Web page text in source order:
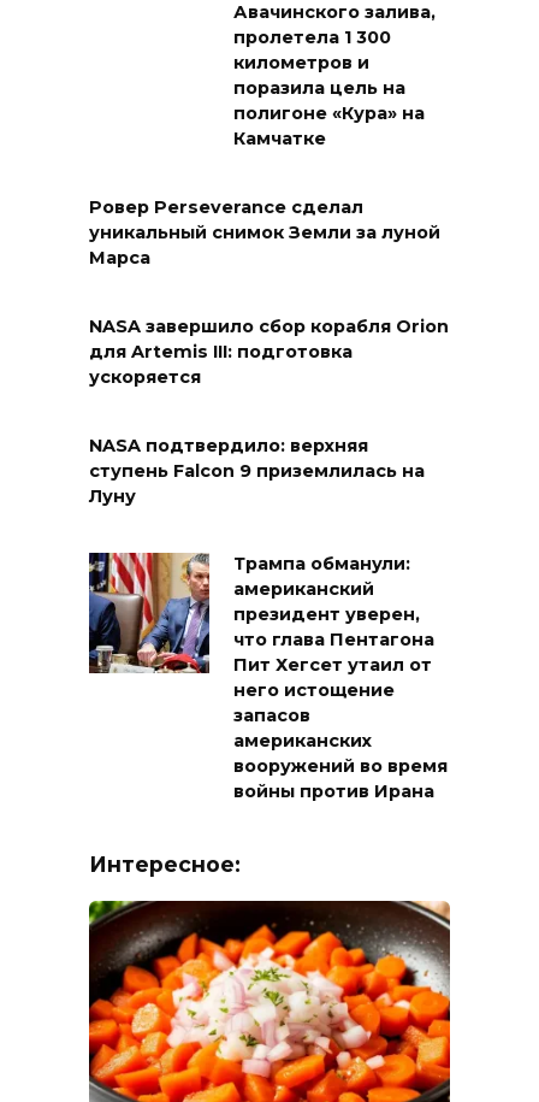
Авачинского залива,
пролетела 1 300
километров и
поразила цель на
полигоне «Кура» на
Камчатке
Ровер Perseverance сделал
уникальный снимок Земли за луной
Марса
NASA завершило сбор корабля Orion
для Artemis III: подготовка
ускоряется
NASA подтвердило: верхняя
ступень Falcon 9 приземлилась на
Луну
Трампа обманули:
американский
президент уверен,
что глава Пентагона
Пит Хегсет утаил от
него истощение
запасов
американских
вооружений во время
войны против Ирана
Интересное: